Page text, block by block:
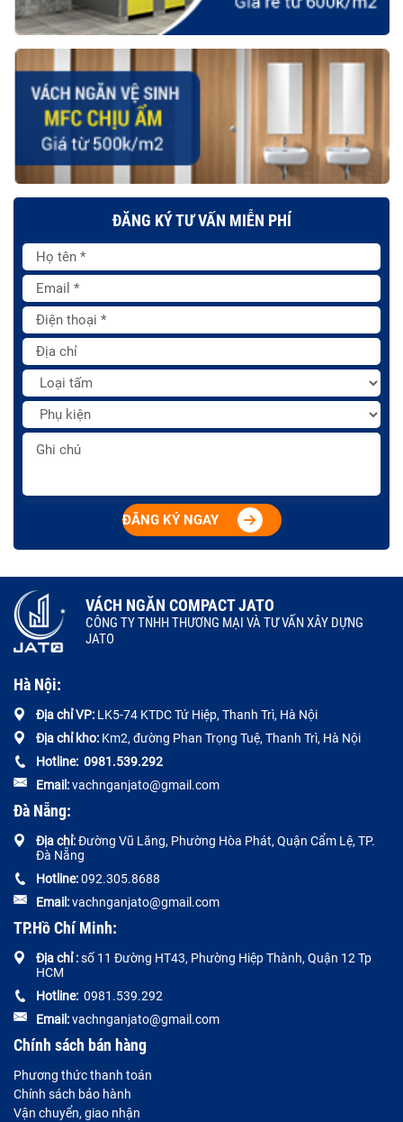
ĐĂNG KÝ TƯ VẤN MIỄN PHÍ
ĐĂNG KÝ NGAY
VÁCH NGĂN COMPACT JATO
CÔNG TY TNHH THƯƠNG MẠI VÀ TƯ VẤN XÂY DỰNG
JATO
Hà Nội:
Địa chỉ VP: LK5-74 KTDC Tứ Hiệp, Thanh Trì, Hà Nội
Địa chỉ kho: Km2, đường Phan Trọng Tuệ, Thanh Trì, Hà Nội
Hotline: 0981.539.292
Email:vachnganjato@gmail.com
Đà Nẵng:
Địa chỉ:Đường Vũ Lăng, Phường Hòa Phát, Quận Cẩm Lệ, TP.
Đà Nẵng
Hotline:092.305.8688
Email:vachnganjato@gmail.com
TP.Hồ Chí Minh:
Địa chỉ :số 11 Đường HT43, Phường Hiệp Thành, Quận 12 Tp
HCM
Hotline: 0981.539.292
Email:vachnganjato@gmail.com
Chính sách bán hàng
Phương thức thanh toán
Chính sách bảo hành
Vận chuyển, giao nhận